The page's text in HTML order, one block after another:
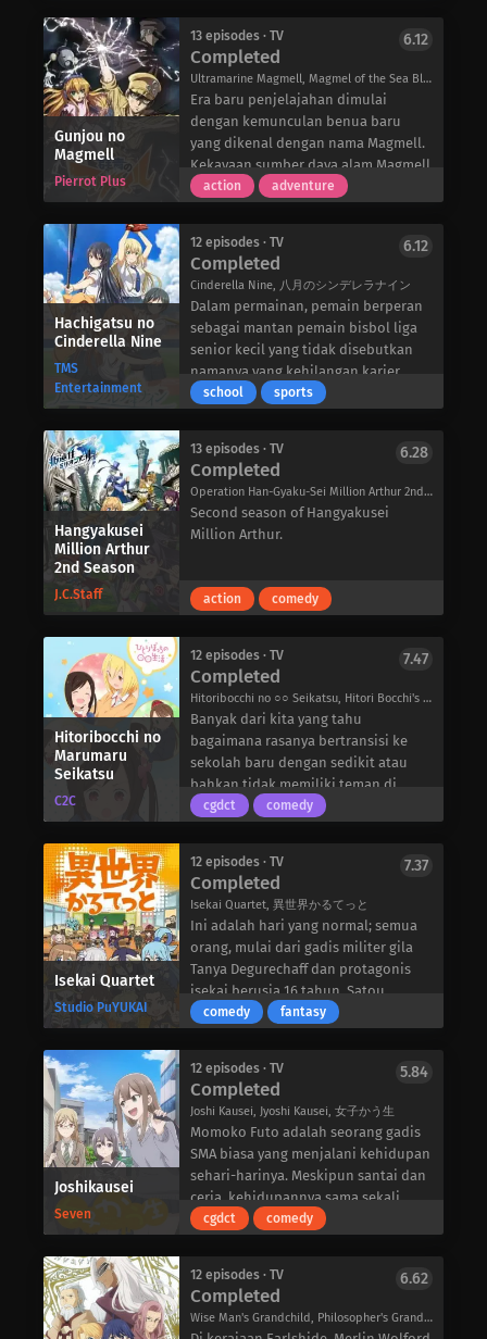
dan merebut posisi “kartu as” dari
rivalnya yang gigih, Satoru Furuya.
Saat tim bersiap untuk menghadapi
tantangan terbesar mereka,
Sawamura dan Furuya melanjutkan
perjuangan mereka untuk memimpin
tim mereka menuju kejayaan dan
menjadi bintang dalam
yang sesungguhnya.
untuk pemerintah, beberapa
bergabung dengan mafia, dan
beberapa bahkan menjadi teroris,
karena masing-masing memilih cara
mereka sendiri untuk hidup.
Sembilan tahun telah berlalu sejak
perang. Tokoh utama Mariya adalah
anggota baru “Dorothea”, sebuah
berhubungan dengan peri. Di tengah
situasi politik yang tidak stabil, para
penjahat dengan luka lama dari
perang dan konflik masa lalu muncul
dan terlibat dalam terorisme sebagai
tindakan balas dendam. Ini adalah
kisah Tentara Peri, yang
memperjuangkan keadilan mereka
kacau.
sekarang terpaksa tinggal di tenda,
tetapi sedikit yang dia tahu bahwa
rumah sementaranya berada di
tanah milik keluarga Souma yang
terhormat. Suatu hari, ia menemukan
rumah mereka, dan bertemu dengan
Shigure, sepupu Souma yang lebih
tua, dan Yuki, “pangeran” di
bahwa dia tinggal di dekat rumah
mereka, tetapi keluarga Souma
akhirnya menemukan rahasia yang
disimpan dengan baik bahwa dia
adalah seorang tunawisma saat
mereka melihatnya berjalan kembali
ke tendanya pada suatu malam.
Segalanya mulai membaik bagi Tooru
setelah mendengar tentang
situasinya. Namun segera setelah itu,
dia terjebak dalam perkelahian
antara Yuki dan sepupunya yang
mengetahui bahwa keluarga Souma
memiliki rahasia yang dijaga dengan
anggota lawan jenis, mereka berubah
menjadi hewan-hewan dalam zodiak
Cina.
Dengan wahyu baru ini, Tooru akan
menemukan bahwa hidup bersama
keluarga Souma adalah petualangan
tak terduga yang penuh dengan tawa
dan romansa.
Gunjou no
Magmell
Pierrot Plus
13 episodes · TV
Completed
Ultramarine Magmell, Magmel of the Sea Blue, 群青のマグメル
6.12
Era baru penjelajahan dimulai
dengan kemunculan benua baru
yang dikenal dengan nama Magmell.
Kekayaan sumber daya alam Magmell
yang belum pernah dilihat
hal yang tidak diketahui tidak selalu
jinak. Untuk mempertahankan
ekspedisi, orang-orang yang dikenal
sebagai “pemancing”
mengkhususkan diri dalam
menangani satwa liar yang
berbahaya di Magmell. Salah satu
pemancing tersebut adalah Inyou
berpengalaman, yang melakukan
operasi pencarian dan penyelamatan
untuk klien dengan bantuan
asistennya, Zero.
action adventure
Hachigatsu no
Cinderella Nine
TMS
Entertainment
12 episodes · TV
Completed
Cinderella Nine, 八月のシンデレラナイン
6.12
Dalam permainan, pemain berperan
sebagai mantan pemain bisbol liga
senior kecil yang tidak disebutkan
namanya yang kehilangan karier
bisbolnya setelah mengalami cedera
halaman neneknya dan mendaftar di
sekolah menengah setempat, dan
bertekad untuk tidak pernah
memasuki dunia bisbol lagi. Ketika
manajer tim bisbol sekolah, dan
membawa tim tersebut ke kejuaraan
school sports
Hangyakusei
Million Arthur
2nd Season
J.C.Staff
13 episodes · TV
Completed
Operation Han-Gyaku-Sei Million Arthur 2nd Season, 叛逆性ミリオンアーサー 第2シーズン
6.28
Second season of Hangyakusei
Million Arthur.
action comedy
Hitoribocchi no
Marumaru
Seikatsu
C2C
12 episodes · TV
Completed
Hitoribocchi no ○○ Seikatsu, Hitori Bocchi's ○○ Lifestyle, ひとりぼっちの○○生活
7.47
Banyak dari kita yang tahu
bagaimana rasanya bertransisi ke
sekolah baru dengan sedikit atau
bahkan tidak memiliki teman di
lingkungan yang baru, melalui
memahami perjuangan ini, karena
baru saja lulus dari sekolah dasar
dan masuk ke sekolah menengah
pertama. Sayangnya, ia menderita
kecemasan sosial yang ekstrem: ia
pingsan saat kewalahan, muntah
saat gugup, dan membuat rencana
yang sangat berbelit-belit untuk
tidak membantu karena satu-
satunya teman sejak sekolah dasar,
Kai Yawara, tidak akan bersekolah di
sekolah menengah yang sama
dengan Bocchi. Namun, karena ingin
membantunya, Kai memutuskan
hubungan dengan Bocchi dan
berjanji untuk berdamai dengannya
barunya.
Meskipun Bocchi tidak percaya pada
dirinya sendiri, ia bertekad untuk
cgdct comedy
Isekai Quartet
Studio PuYUKAI
12 episodes · TV
Completed
Isekai Quartet, 異世界かるてっと
7.37
Ini adalah hari yang normal; semua
orang, mulai dari gadis militer gila
Tanya Degurechaff dan protagonis
isekai berusia 16 tahun, Satou
Kazuma, hingga penguasa
melanjutkan kehidupan sehari-hari
mereka. Tiba-tiba, sebuah tombol
merah mencolok yang meminta
untuk ditekan muncul di hadapan
mereka. Diliputi rasa ingin tahu, para
karakter dari dunia lain menekan
tombol tersebut, mengirim mereka
ke dunia yang tidak mereka kenal.
para karakter harus menjalani
kehidupan sekolah yang normal dan
berkenalan dengan yang lain. Satu
comedy fantasy
Joshikausei
Seven
12 episodes · TV
Completed
Joshi Kausei, Jyoshi Kausei, 女子かう生
5.84
Momoko Futo adalah seorang gadis
SMA biasa yang menjalani kehidupan
sehari-harinya. Meskipun santai dan
ceria, kehidupannya sama sekali
tidak biasa karena keeksentrikan
harinya. Dua sahabatnya selalu
bersamanya: Mayumi Furui yang imut
dan lugu, serta Shibumi Shibusawa
cgdct comedy
12 episodes · TV
Completed
Wise Man's Grandchild, Philosopher's Grandson, Magi's Grandson, 賢者の孫
6.62